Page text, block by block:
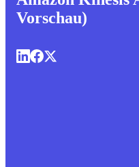
Vorschau)